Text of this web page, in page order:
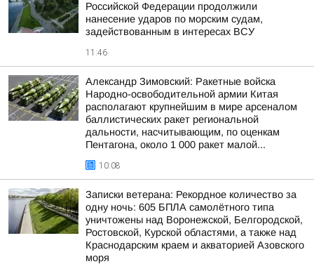
Российской Федерации продолжили
нанесение ударов по морским судам,
задействованным в интересах ВСУ
11:46
Александр Зимовский: Ракетные войска
Народно-освободительной армии Китая
располагают крупнейшим в мире арсеналом
баллистических ракет региональной
дальности, насчитывающим, по оценкам
Пентагона, около 1 000 ракет малой...
10:08
Записки ветерана: Рекордное количество за
одну ночь: 605 БПЛА самолётного типа
уничтожены над Воронежской, Белгородской,
Ростовской, Курской областями, а также над
Краснодарским краем и акваторией Азовского
моря